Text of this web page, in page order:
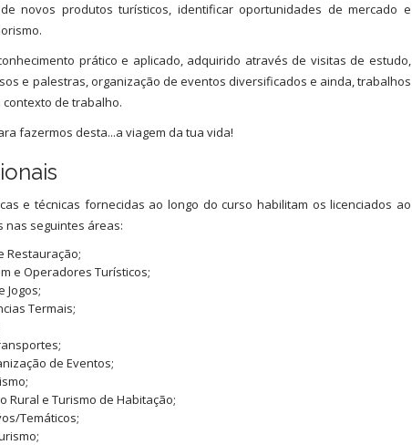
novos produtos turísticos, identificar oportunidades de mercado e
prático e aplicado, adquirido através de visitas de estudo,
e palestras, organização de eventos diversificados e ainda, trabalhos
de trabalho.
fazermos desta...a viagem da tua vida!
e técnicas fornecidas ao longo do curso habilitam os licenciados ao
nas seguintes áreas:
Restauração;
e Operadores Turísticos;
Jogos;
Termais;
de Eventos;
Rural e Turismo de Habitação;
Temáticos;